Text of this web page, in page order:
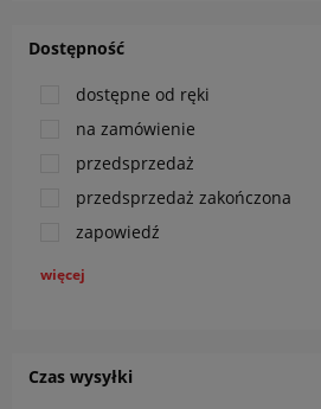
Dostępność
dostępne od ręki
na zamówienie
przedsprzedaż
przedsprzedaż zakończona
zapowiedź
więcej
Czas wysyłki